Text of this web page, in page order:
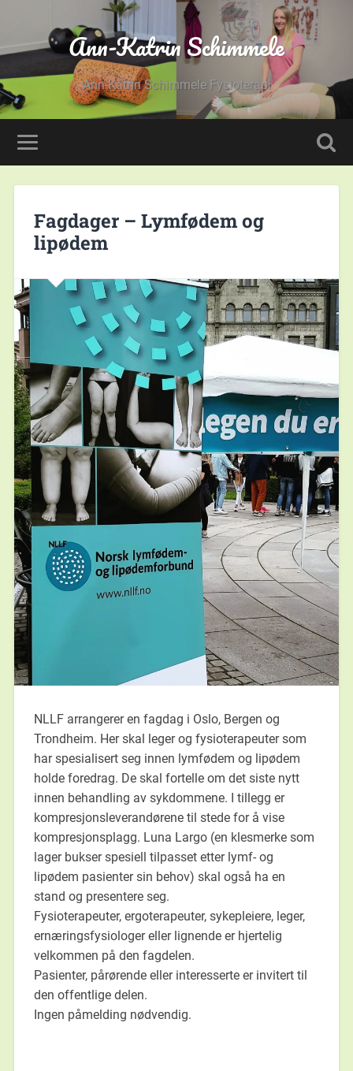
Ann-Katrin Schimmele
Ann-Katrin Schimmele Fysioterapi
Fagdager – Lymfødem og
lipødem
NLLF arrangerer en fagdag i Oslo, Bergen og
Trondheim. Her skal leger og fysioterapeuter som
har spesialisert seg innen lymfødem og lipødem
holde foredrag. De skal fortelle om det siste nytt
innen behandling av sykdommene. I tillegg er
kompresjonsleverandørene til stede for å vise
kompresjonsplagg. Luna Largo (en klesmerke som
lager bukser spesiell tilpasset etter lymf- og
lipødem pasienter sin behov) skal også ha en
stand og presentere seg.
Fysioterapeuter, ergoterapeuter, sykepleiere, leger,
ernæringsfysiologer eller lignende er hjertelig
velkommen på den fagdelen.
Pasienter, pårørende eller interesserte er invitert til
den offentlige delen.
Ingen påmelding nødvendig.